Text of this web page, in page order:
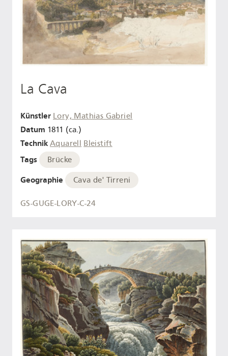
La Cava
Künstler Lory, Mathias Gabriel
Datum 1811 (ca.)
Technik Aquarell Bleistift
Tags Brücke
Geographie Cava de' Tirreni
GS-GUGE-LORY-C-24